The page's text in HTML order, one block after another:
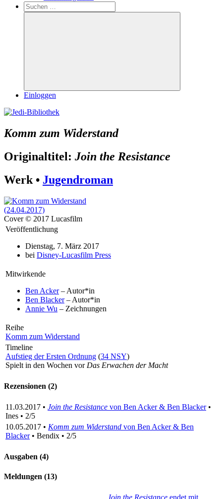
Search
Suchen
nach:
Suchen
Einloggen
Komm zum Widerstand
Originaltitel: Join the Resistance
Werk • Jugendroman
Cover © 2017 Lucasfilm
Veröffentlichung
Dienstag, 7. März 2017
bei Disney-Lucasfilm Press
Mitwirkende
Ben Acker– Autor*in
Ben Blacker– Autor*in
Annie Wu – Zeichnungen
Reihe
Komm zum Widerstand
Timeline
Aufstieg der Ersten Ordnung (34 NSY)
Spielt in den Wochen vor Das Erwachen der Macht
Rezensionen (2)
11.03.2017 • Join the Resistance von Ben Acker & Ben Blacker•
Ines • 2/5
10.05.2017 • Komm zum Widerstand von Ben Acker & Ben
Blacker• Bendix • 2/5
Ausgaben (4)
Meldungen (13)
Join the Resistance endet mit